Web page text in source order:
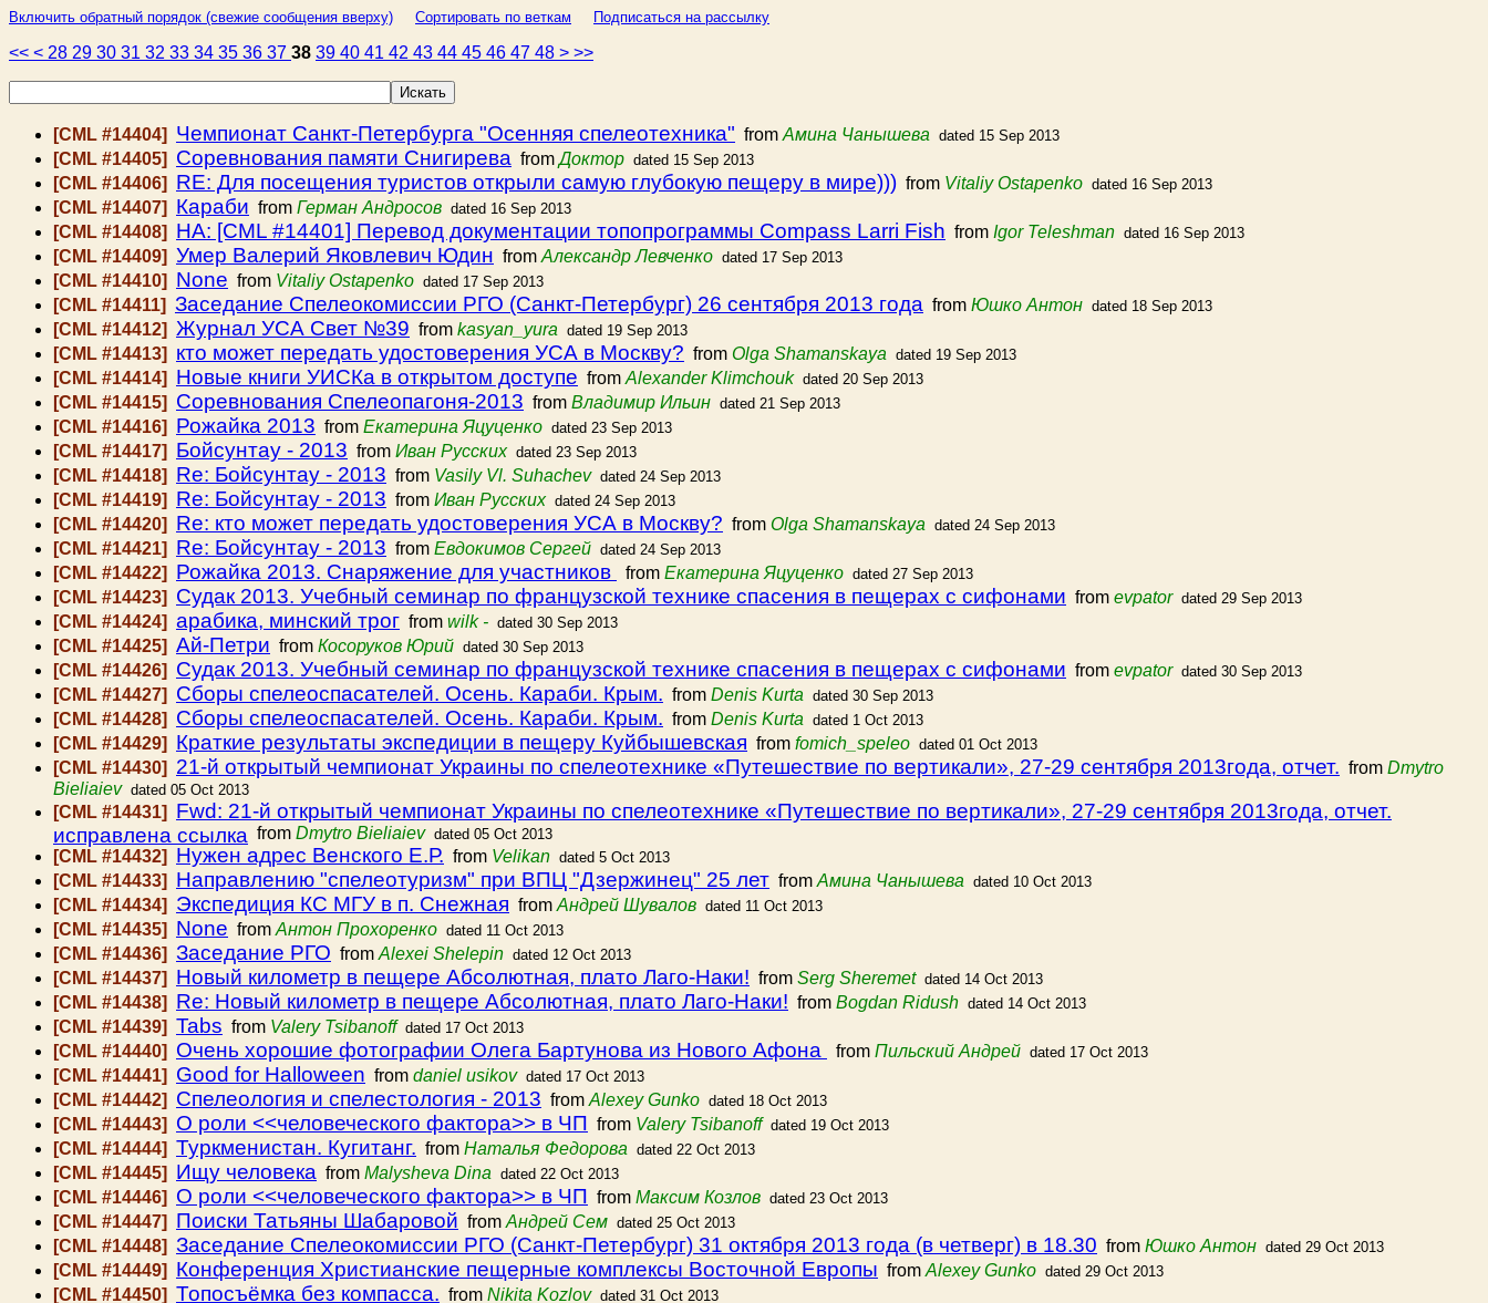
Включить обратный порядок (свежие сообщения вверху) Сортировать по веткам Подписаться на рассылку
<< < 28 29 30 31 32 33 34 35 36 37 38 39 40 41 42 43 44 45 46 47 48 > >>
[CML #14404] Чемпионат Санкт-Петербурга "Осенняя спелеотехника" from Амина Чанышева dated 15 Sep 2013
[CML #14405] Соревнования памяти Снигирева fromДоктор dated 15 Sep 2013
[CML #14406] RE: Для посещения туристов открыли самую глубокую пещеру в мире))) from Vitaliy Ostapenko dated 16 Sep 2013
[CML #14407] Караби from Герман Андросов dated 16 Sep 2013
[CML #14408] HA: [CML #14401] Перевод документации топопрограммы Compass Larri Fish from Igor Teleshman dated 16 Sep 2013
[CML #14409] Умер Валерий Яковлевич Юдин from Александр Левченко dated 17 Sep 2013
[CML #14410] None from Vitaliy Ostapenko dated 17 Sep 2013
[CML #14411] Заседание Спелеокомиссии РГО (Санкт-Петербург) 26 сентября 2013 года from Юшко Антон dated 18 Sep 2013
[CML #14412] Журнал УСА Свет №39 from kasyan_yura dated 19 Sep 2013
[CML #14413] кто может передать удостоверения УСА в Москву? from Olga Shamanskaya dated 19 Sep 2013
[CML #14414] Новые книги УИСКа в открытом доступе from Alexander Klimchouk dated 20 Sep 2013
[CML #14415] Соревнования Спелеопагоня-2013 from Владимир Ильин dated 21 Sep 2013
[CML #14416] Рожайка 2013 from Екатерина Яцуценко dated 23 Sep 2013
[CML #14417] Бойсунтау - 2013 from Иван Русских dated 23 Sep 2013
[CML #14418] Re: Бойсунтау - 2013 from Vasily Vl. Suhachev dated 24 Sep 2013
[CML #14419] Re: Бойсунтау - 2013 from Иван Русских dated 24 Sep 2013
[CML #14420] Re: кто может передать удостоверения УСА в Москву? from Olga Shamanskaya dated 24 Sep 2013
[CML #14421] Re: Бойсунтау - 2013 from Евдокимов Сергей dated 24 Sep 2013
[CML #14422] Рожайка 2013. Снаряжение для участников from Екатерина Яцуценко dated 27 Sep 2013
[CML #14423] Судак 2013. Учебный семинар по французской технике спасения в пещерах с сифонами from evpator dated 29 Sep 2013
[CML #14424] арабика, минский трог from wilk - dated 30 Sep 2013
[CML #14425] Ай-Петри from Косоруков Юрий dated 30 Sep 2013
[CML #14426] Судак 2013. Учебный семинар по французской технике спасения в пещерах с сифонами from evpator dated 30 Sep 2013
[CML #14427] Сборы спелеоспасателей. Осень. Караби. Крым. from Denis Kurta dated 30 Sep 2013
[CML #14428] Сборы спелеоспасателей. Осень. Караби. Крым. from Denis Kurta dated 1 Oct 2013
[CML #14429] Краткие результаты экспедиции в пещеру Куйбышевская from fomich_speleo dated 01 Oct 2013
[CML #14430] 21-й открытый чемпионат Украины по спелеотехнике «Путешествие по вертикали», 27-29 сентября 2013года, отчет. from Dmytro
Bieliaiev dated 05 Oct 2013
[CML #14431] Fwd: 21-й открытый чемпионат Украины по спелеотехнике «Путешествие по вертикали», 27-29 сентября 2013года, отчет.
исправлена ссылка from Dmytro Bieliaiev dated 05 Oct 2013
[CML #14432] Нужен адрес Венского Е.Р. from Velikan dated 5 Oct 2013
[CML #14433] Направлению "спелеотуризм" при ВПЦ "Дзержинец" 25 лет from Амина Чанышева dated 10 Oct 2013
[CML #14434] Экспедиция КС МГУ в п. Снежная from Андрей Шувалов dated 11 Oct 2013
[CML #14435] None from Антон Прохоренко dated 11 Oct 2013
[CML #14436] Заседание РГО from Alexei Shelepin dated 12 Oct 2013
[CML #14437] Новый километр в пещере Абсолютная, плато Лаго-Наки! from Serg Sheremet dated 14 Oct 2013
[CML #14438] Re: Новый километр в пещере Абсолютная, плато Лаго-Наки! from Bogdan Ridush dated 14 Oct 2013
[CML #14439] Tabs from Valery Tsibanoff dated 17 Oct 2013
[CML #14440] Очень хорошие фотографии Олега Бартунова из Нового Афона from Пильский Андрей dated 17 Oct 2013
[CML #14441] Good for Halloween from daniel usikov dated 17 Oct 2013
[CML #14442] Спелеология и спелестология - 2013 from Alexey Gunko dated 18 Oct 2013
[CML #14443] О роли <<человеческого фактора>> в ЧП from Valery Tsibanoff dated 19 Oct 2013
[CML #14444] Туркменистан. Кугитанг. from Наталья Федорова dated 22 Oct 2013
[CML #14445] Ищу человека from Malysheva Dina dated 22 Oct 2013
[CML #14446] О роли <<человеческого фактора>> в ЧП from Максим Козлов dated 23 Oct 2013
[CML #14447] Поиски Татьяны Шабаровой from Андрей Сем dated 25 Oct 2013
[CML #14448] Заседание Спелеокомиссии РГО (Санкт-Петербург) 31 октября 2013 года (в четверг) в 18.30 from Юшко Антон dated 29 Oct 2013
[CML #14449] Конференция Христианские пещерные комплексы Восточной Европы from Alexey Gunko dated 29 Oct 2013
[CML #14450] Топосъёмка без компасса. from Nikita Kozlov dated 31 Oct 2013